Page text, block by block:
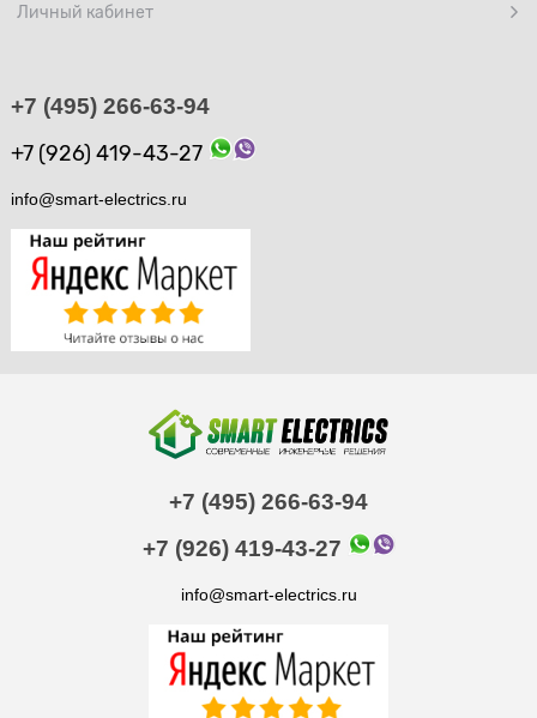
Личный кабинет
+7 (495) 266-63-94
+7 (926) 419-43-27
info@smart-electrics.ru
+7 (495) 266-63-94
+7 (926) 419-43-27
info@smart-electrics.ru